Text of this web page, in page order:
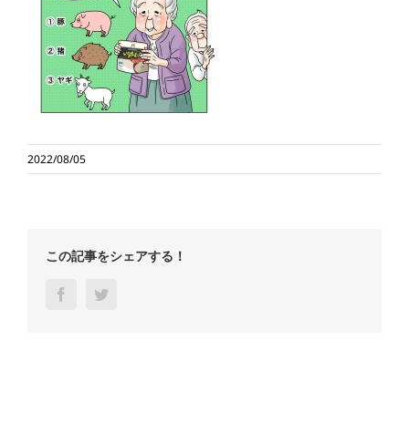
2022/08/05
この記事をシェアする！
Facebook